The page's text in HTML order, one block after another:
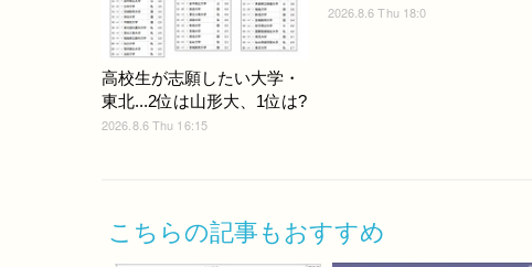
高校生が志願したい大学・
東北...2位は山形大、1位は?
2026.8.6 Thu 16:15
2026.8.6 Thu 18:0
こちらの記事もおすすめ